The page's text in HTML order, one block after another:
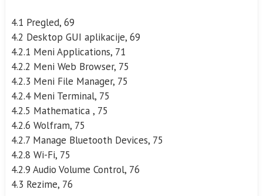
4.1 Pregled, 69
4.2 Desktop GUI aplikacije, 69
4.2.1 Meni Applications, 71
4.2.2 Meni Web Browser, 75
4.2.3 Meni File Manager, 75
4.2.4 Meni Terminal, 75
4.2.5 Mathematica , 75
4.2.6 Wolfram, 75
4.2.7 Manage Bluetooth Devices, 75
4.2.8 Wi-Fi, 75
4.2.9 Audio Volume Control, 76
4.3 Rezime, 76